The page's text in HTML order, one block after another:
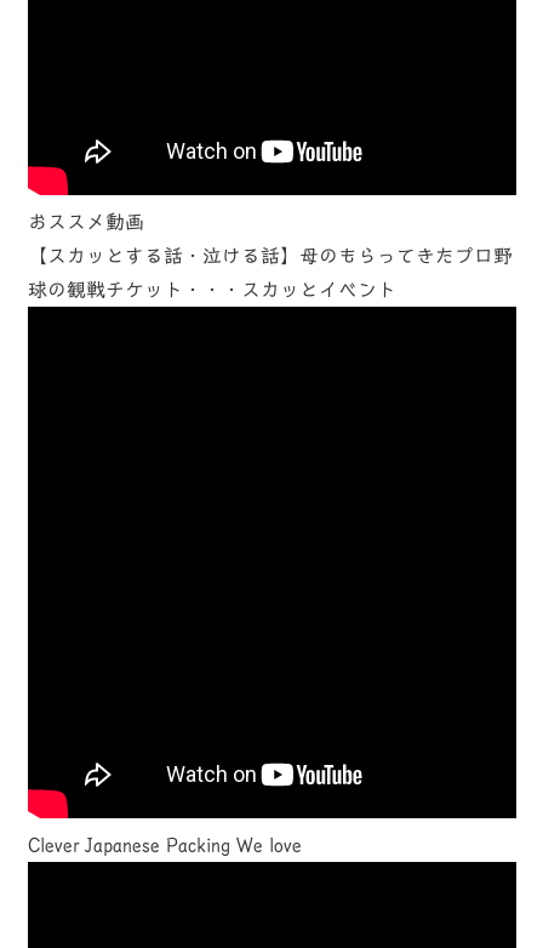
おススメ動画
【スカッとする話・泣ける話】母のもらってきたプロ野
球の観戦チケット・・・スカッとイベント
Clever Japanese Packing We love